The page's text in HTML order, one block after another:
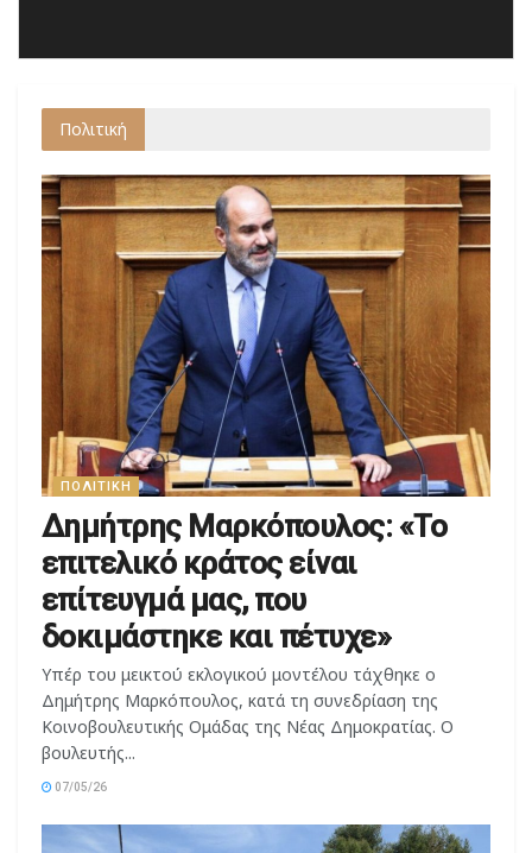
ΠΟΛΙΤΙΚΉ
Δημήτρης Μαρκόπουλος: «Το
επιτελικό κράτος είναι
επίτευγμά μας, που
δοκιμάστηκε και πέτυχε»
Υπέρ του μεικτού εκλογικού μοντέλου τάχθηκε ο
Δημήτρης Μαρκόπουλος, κατά τη συνεδρίαση της
Κοινοβουλευτικής Ομάδας της Νέας Δημοκρατίας. Ο
βουλευτής...
07/05/26